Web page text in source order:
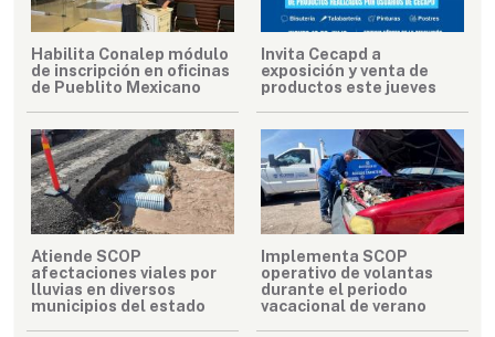
Habilita Conalep módulo
de inscripción en oficinas
de Pueblito Mexicano
Invita Cecapd a
exposición y venta de
productos este jueves
Atiende SCOP
afectaciones viales por
lluvias en diversos
municipios del estado
Implementa SCOP
operativo de volantas
durante el periodo
vacacional de verano